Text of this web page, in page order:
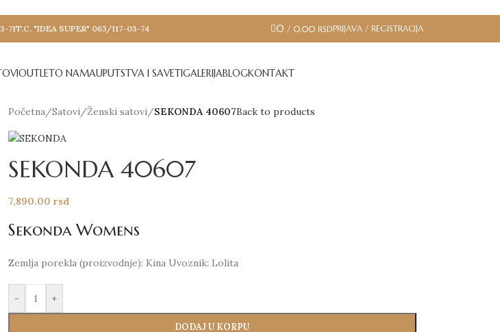
71T.C. "IDEA SUPER" 063/117-03-74 0 / 0.00 RSDPRIJAVA / REGISTRACIJA
OUTLETO NAMAUPUTSTVA I SAVETIGALERIJABLOGKONTAKT
Početna/Satovi/Ženski satovi/SEKONDA 40607Back to products
SEKONDA 40607
7,890.00 rsd
Sekonda Womens
Zemlja porekla (proizvodnje): Kina Uvoznik: Lolita
- +
DODAJ U KORPU